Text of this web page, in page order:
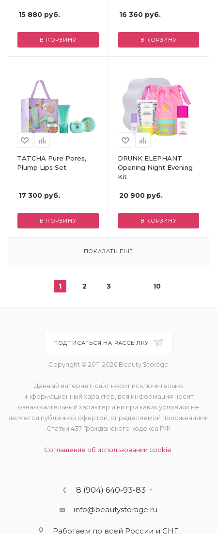
15 880 руб.
В КОРЗИНУ
16 360руб.
В КОРЗИНУ
TATCHA Pure Pores,
Plump Lips Set
17 300 руб.
В КОРЗИНУ
DRUNK ELEPHANT
Opening Night Evening
Kit
20 900руб.
В КОРЗИНУ
ПОКАЗАТЬ ЕЩЕ
1 2 3 10
ПОДПИСАТЬСЯ НА РАССЫЛКУ
Copyright © 2011-2026 Beauty Storage
Данный интернет-сайт носит исключительно
информационный характер, вся информация носит
ознакомительный характер и ни при каких условиях не
является публичной офертой, определяемой положениями
Статьи 437 Гражданского кодекса РФ
Соглашение об использовании cookie.
8 (904) 640-93-83
info@beautystorage.ru
Работаем по всей России и СНГ